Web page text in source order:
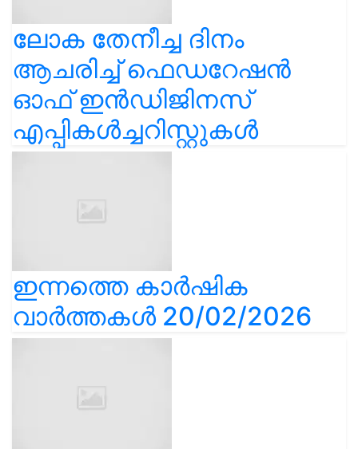
ലോക തേനീച്ച ദിനം
ആചരിച്ച് ഫെഡറേഷൻ
ഓഫ് ഇൻഡിജിനസ്
എപ്പികൾച്ചറിസ്റ്റുകൾ
ഇന്നത്തെ കാർഷിക
വാർത്തകൾ 20/02/2026